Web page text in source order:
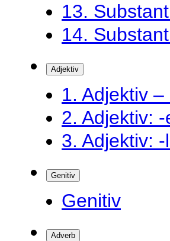
13.
14.
Adjektiv
1. Adjektiv
2. Adjektiv:
3. Adjektiv:
Genitiv
Genitiv
Adverb